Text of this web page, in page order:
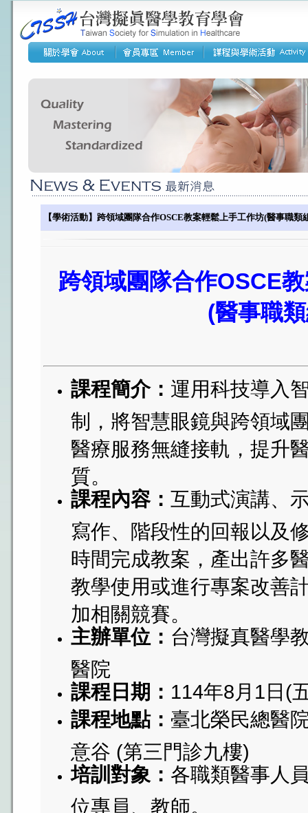
【學術活動】跨領域團隊合作OSCE教案輕鬆上手工作坊(醫事職類
跨領域團隊合作OSCE
(醫事職
課程簡介： 運用科技導入
制，將智慧眼鏡與跨領域
醫療服務無縫接軌，提升
質。
課程內容： 互動式演講、
寫作、階段性的回報以及
時間完成教案，產出許多
教學使用或進行專案改善
加相關競賽。
主辦單位： 台灣擬真醫學
醫院
課程日期： 114年8月1日(
課程地點： 臺北榮民總醫
意谷 (第三門診九樓)
培訓對象： 各職類醫事人
位專員、教師。